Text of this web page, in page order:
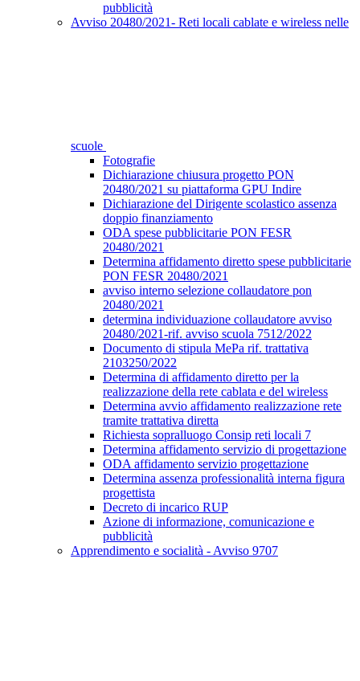
pubblicità
Avviso 20480/2021- Reti locali cablate e wireless nelle
scuole
Fotografie
Dichiarazione chiusura progetto PON
20480/2021 su piattaforma GPU Indire
Dichiarazione del Dirigente scolastico assenza
doppio finanziamento
ODA spese pubblicitarie PON FESR
20480/2021
Determina affidamento diretto spese pubblicitarie
PON FESR 20480/2021
avviso interno selezione collaudatore pon
20480/2021
determina individuazione collaudatore avviso
20480/2021-rif. avviso scuola 7512/2022
Documento di stipula MePa rif. trattativa
2103250/2022
Determina di affidamento diretto per la
realizzazione della rete cablata e del wireless
Determina avvio affidamento realizzazione rete
tramite trattativa diretta
Richiesta sopralluogo Consip reti locali 7
Determina affidamento servizio di progettazione
ODA affidamento servizio progettazione
Determina assenza professionalità interna figura
progettista
Decreto di incarico RUP
Azione di informazione, comunicazione e
pubblicità
Apprendimento e socialità - Avviso 9707